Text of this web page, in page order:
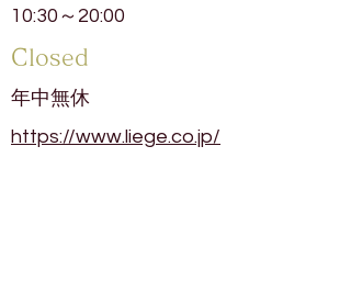
10:30～20:00
​Closed
年中無休
https://www.liege.co.jp/